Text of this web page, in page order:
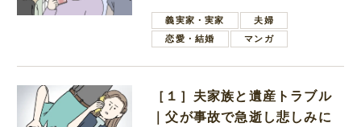
母義実家・実家
夫婦
恋愛・結婚
マンガ
［１］夫家族と遺産トラブル
｜父が事故で急逝し悲しみに